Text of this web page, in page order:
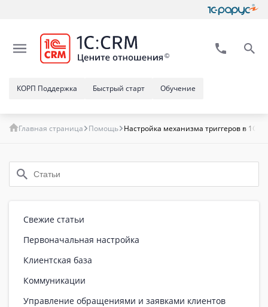
Обучение
Быстрый старт
КОРП Поддержка
Главная страница Помощь Настройка механизма триггеров в
Свежие статьи
Первоначальная настройка
Клиентская база
Коммуникации
Управление обращениями и заявками клиентов